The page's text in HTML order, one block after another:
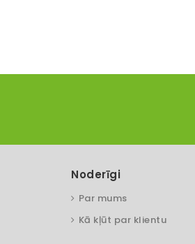
Noderīgi
Par mums
Kā kļūt par klientu